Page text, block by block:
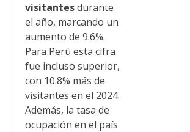
visitantesdurante
el año, marcando un
aumento de 9.6%.
Para Perú esta cifra
fue incluso superior,
con 10.8% más de
visitantes en el 2024.
Además, la tasa de
ocupación en el país